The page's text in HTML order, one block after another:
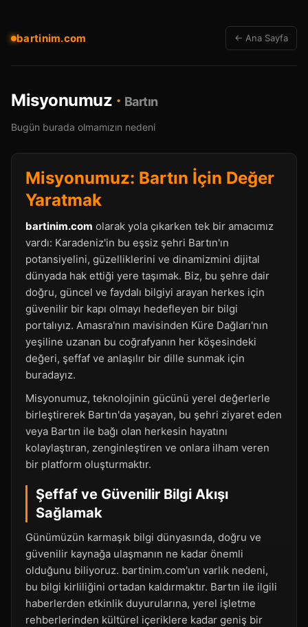
bartinim.com ← Ana Sayfa
Misyonumuz · Bartın
Bugün burada olmamızın nedeni
Misyonumuz: Bartın İçin Değer
Yaratmak
bartinim.com olarak yola çıkarken tek bir amacımız
vardı: Karadeniz'in bu eşsiz şehri Bartın'ın
potansiyelini, güzelliklerini ve dinamizmini dijital
dünyada hak ettiği yere taşımak. Biz, bu şehre dair
doğru, güncel ve faydalı bilgiyi arayan herkes için
güvenilir bir kapı olmayı hedefleyen bir bilgi
portalıyız. Amasra'nın mavisinden Küre Dağları'nın
yeşiline uzanan bu coğrafyanın her köşesindeki
değeri, şeffaf ve anlaşılır bir dille sunmak için
buradayız.
Misyonumuz, teknolojinin gücünü yerel değerlerle
birleştirerek Bartın'da yaşayan, bu şehri ziyaret eden
veya Bartın ile bağı olan herkesin hayatını
kolaylaştıran, zenginleştiren ve onlara ilham veren
bir platform oluşturmaktır.
Şeffaf ve Güvenilir Bilgi Akışı
Sağlamak
Günümüzün karmaşık bilgi dünyasında, doğru ve
güvenilir kaynağa ulaşmanın ne kadar önemli
olduğunu biliyoruz. bartinim.com'un varlık nedeni,
bu bilgi kirliliğini ortadan kaldırmaktır. Bartın ile ilgili
haberlerden etkinlik duyurularına, yerel işletme
rehberlerinden kültürel içeriklere kadar geniş bir